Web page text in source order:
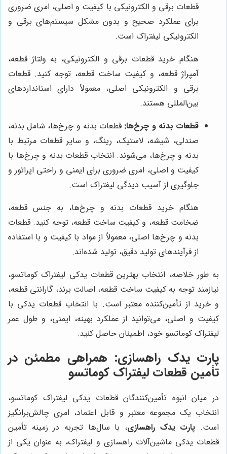
قطعات برقی و الکترونیکی با کیفیت و اصلی، امری ضروری
برای عملکرد صحیح و بدون مشکل سیستم‌های برقی و
الکترونیکی لیفتراک است.
هنگام خرید قطعات برقی و الکترونیکی، به ولتاژ قطعه،
آمپراژ قطعه، و کیفیت ساخت قطعه، توجه کنید. قطعات
برقی و الکترونیکی اصلی، معمولاً دارای استانداردهای
بین‌المللی هستند.
قطعات بدنه و چرخ‌ها: قطعات بدنه و چرخ‌ها، شامل بدنه،
صندلی، شیشه، لاستیک، رینگ، و سایر قطعات مرتبط با
بدنه و چرخ‌ها، می‌شوند. انتخاب قطعات بدنه و چرخ‌ها با
کیفیت و اصلی، امری ضروری برای ایمنی و راحتی اپراتور و
جلوگیری از آسیب دیدگی لیفتراک است.
هنگام خرید قطعات بدنه و چرخ‌ها، به جنس قطعه،
ضخامت قطعه، و کیفیت ساخت قطعه، توجه کنید. قطعات
بدنه و چرخ‌ها اصلی، معمولاً از مواد با کیفیت و با استفاده
از فرآیندهای تولید دقیق، تولید شده‌اند.
به طور خلاصه، انتخاب بهترین قطعات یدکی لیفتراک کوماتسو،
نیازمند توجه به کیفیت ساخت قطعه، اصالت برند، گارانتی قطعه،
و خرید از تأمین‌کننده معتبر است. با انتخاب قطعات یدکی با
کیفیت و اصلی، می‌توانید از عملکرد بهینه، ایمنی، و طول عمر
لیفتراک کوماتسو خود، اطمینان حاصل کنید.
پارت یدک راهسازی: همراهی مطمئن در
تأمین قطعات لیفتراک کوماتسو
در میان انبوه تأمین‌کنندگان قطعات یدکی لیفتراک کوماتسو،
انتخاب یک مجموعه معتبر و قابل اعتماد، امری چالش‌برانگیز
است. پارت یدک راهسازی، با سال‌ها تجربه در زمینه تأمین
قطعات یدکی ماشین‌آلات راهسازی و لیفتراک، به عنوان یکی از